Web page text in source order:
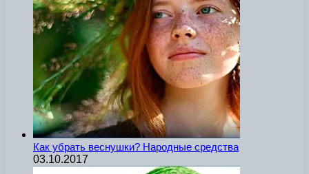
Как убрать веснушки? Народные средства
03.10.2017